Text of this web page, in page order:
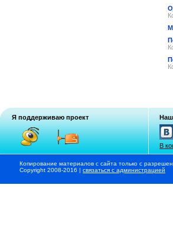
Я поддерживаю проект
В
Копирование материалов с сайта только с
Copyright 2008-2016 | связаться с администрацией